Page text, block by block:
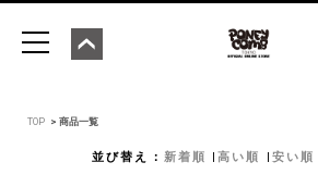
TOP 商品一覧
並び替え 新着順 高い順 安い順